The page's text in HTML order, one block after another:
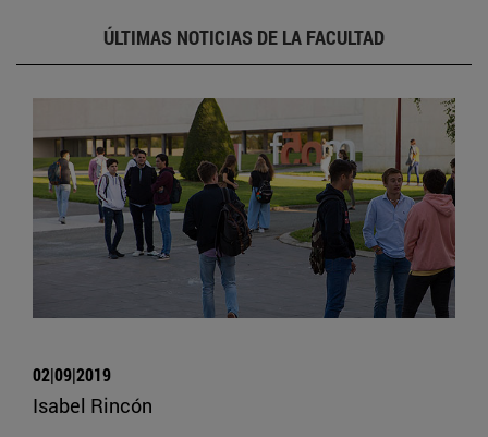
ÚLTIMAS NOTICIAS DE LA FACULTAD
02|09|2019
Isabel Rincón